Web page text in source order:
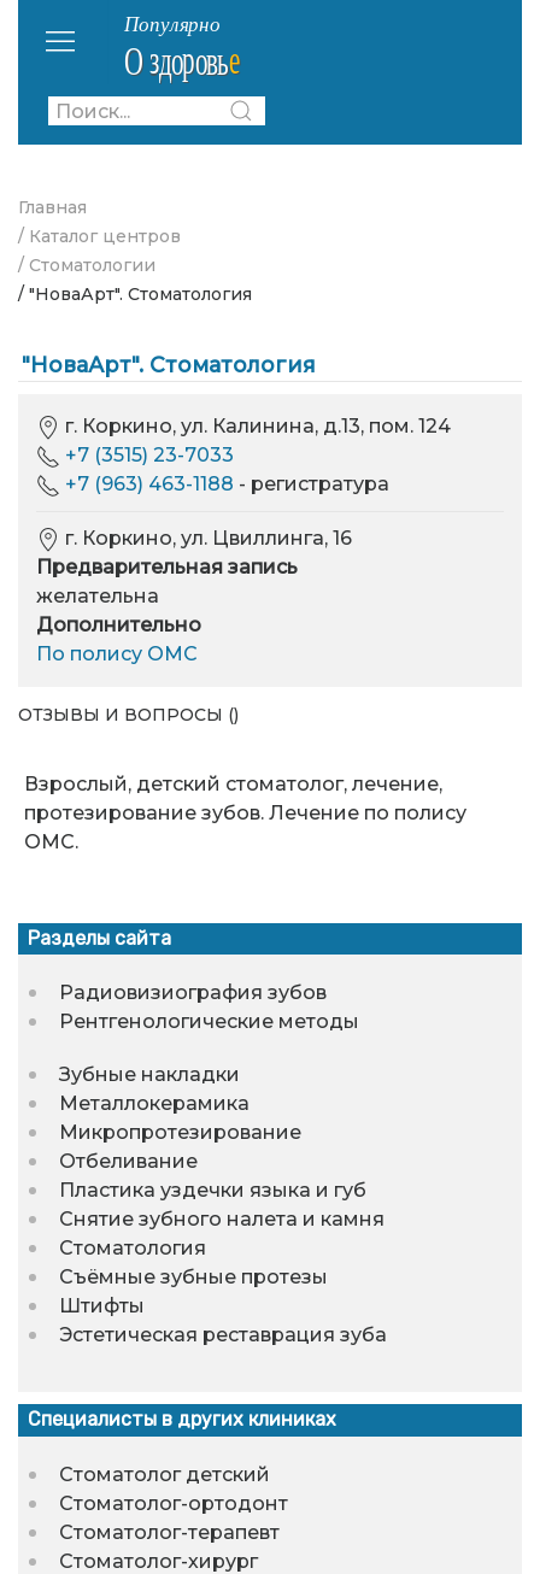
Главная
/ Каталог центров
/ Стоматологии
/ "НоваАрт". Стоматология
"НоваАрт". Стоматология
г. Коркино, ул. Калинина, д.13, пом. 124
+7 (3515) 23-7033
+7 (963) 463-1188 - регистратура
г. Коркино, ул. Цвиллинга, 16
Предварительная запись
желательна
Дополнительно
По полису ОМС
ОТЗЫВЫ И ВОПРОСЫ ()
Взрослый, детский стоматолог, лечение,
протезирование зубов. Лечение по полису
ОМС.
Разделы сайта
Радиовизиография зубов
Рентгенологические методы
Зубные накладки
Металлокерамика
Микропротезирование
Отбеливание
Пластика уздечки языка и губ
Снятие зубного налета и камня
Стоматология
Съёмные зубные протезы
Штифты
Эстетическая реставрация зуба
Специалисты в других клиниках
Стоматолог детский
Стоматолог-ортодонт
Стоматолог-терапевт
Стоматолог-хирург